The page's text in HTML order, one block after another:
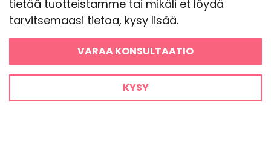
tietää tuotteistamme tai mikäli et löydä
tarvitsemaasi tietoa, kysy lisää.
VARAA KONSULTAATIO
KYSY